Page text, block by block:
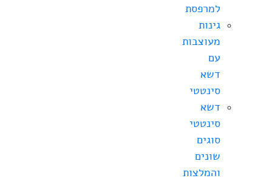
למרפסת
גינות
מעוצבות
עם
דשא
סינטטי
דשא
סינטטי
סוגים
שונים
והמלצות